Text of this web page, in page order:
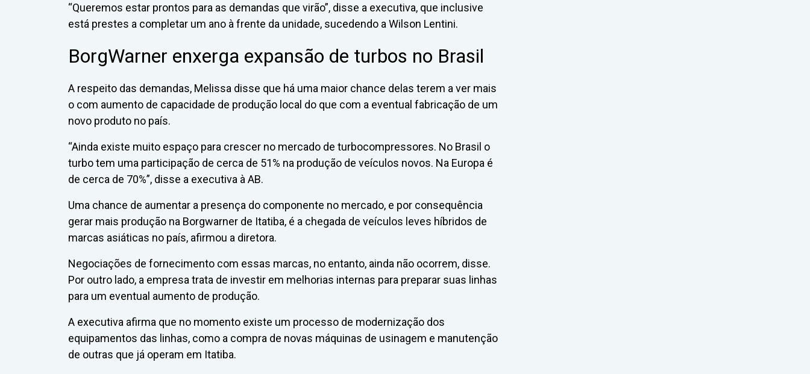
“Queremos estar prontos para as demandas que virão”, disse a executiva, que inclusive
está prestes a completar um ano à frente da unidade, sucedendo a Wilson Lentini.
BorgWarner enxerga expansão de turbos no Brasil
A respeito das demandas, Melissa disse que há uma maior chance delas terem a ver mais
o com aumento de capacidade de produção local do que com a eventual fabricação de um
novo produto no país.
“Ainda existe muito espaço para crescer no mercado de turbocompressores. No Brasil o
turbo tem uma participação de cerca de 51% na produção de veículos novos. Na Europa é
de cerca de 70%”, disse a executiva à AB.
Uma chance de aumentar a presença do componente no mercado, e por consequência
gerar mais produção na Borgwarner de Itatiba, é a chegada de veículos leves híbridos de
marcas asiáticas no país, afirmou a diretora.
Negociações de fornecimento com essas marcas, no entanto, ainda não ocorrem, disse.
Por outro lado, a empresa trata de investir em melhorias internas para preparar suas linhas
para um eventual aumento de produção.
A executiva afirma que no momento existe um processo de modernização dos
equipamentos das linhas, como a compra de novas máquinas de usinagem e manutenção
de outras que já operam em Itatiba.